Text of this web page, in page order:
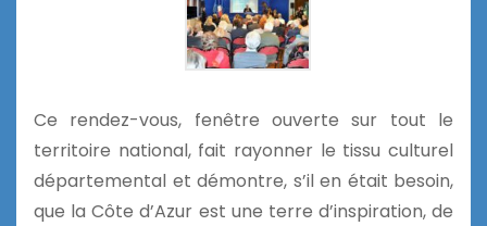
Ce rendez-vous, fenêtre ouverte sur tout le
territoire national, fait rayonner le tissu culturel
départemental et démontre, s’il en était besoin,
que la Côte d’Azur est une terre d’inspiration, de